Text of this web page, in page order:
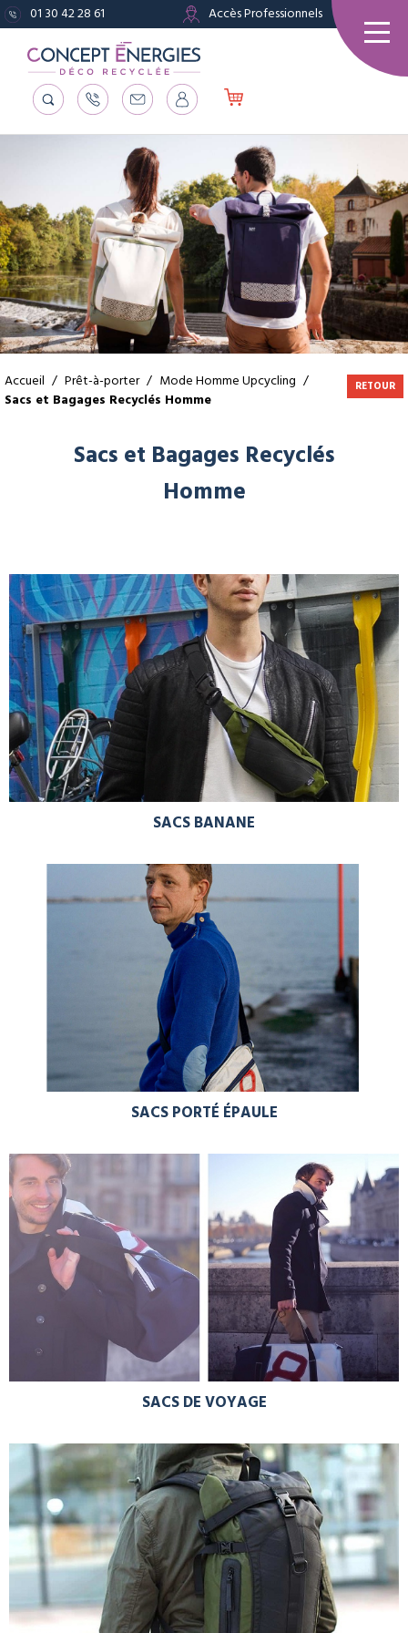
01 30 42 28 61 Accès Professionnels
Accueil / Prêt-à-porter / Mode Homme Upcycling /
Sacs et Bagages Recyclés Homme
RETOUR
Sacs et Bagages Recyclés
Homme
SACS BANANE
SACS PORTÉ ÉPAULE
SACS DE VOYAGE